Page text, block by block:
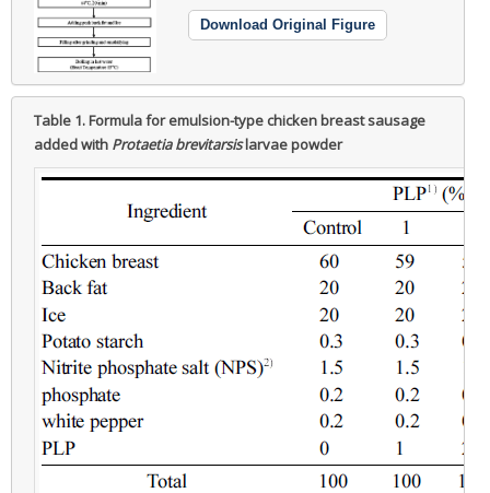
Download Original Figure
Table 1.Formula for emulsion-type chicken breast sausage
added with Protaetia brevitarsislarvae powder